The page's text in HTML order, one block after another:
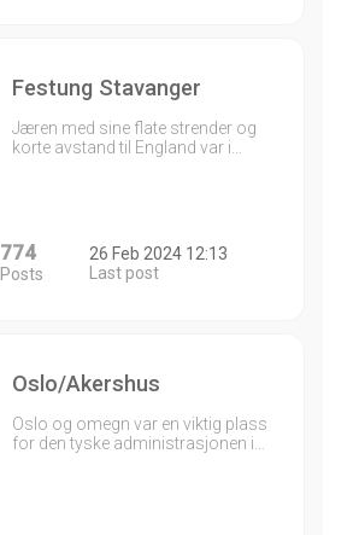
Festung Stavanger
Jæren med sine flate strender og
korte avstand til England var i…
774
Posts
26 Feb 2024 12:13
Last post
Oslo/Akershus
Oslo og omegn var en viktig plass
for den tyske administrasjonen i…